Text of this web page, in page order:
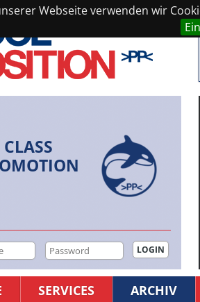
Webseite verwenden wir
SERVICES ARCHIV